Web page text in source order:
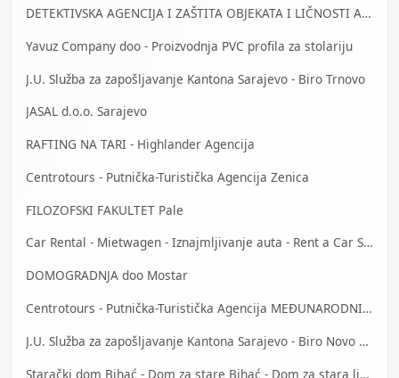
DETEKTIVSKA AGENCIJA I ZAŠTITA OBJEKATA I LIČNOSTI ALFA DM Travnik
Yavuz Company doo - Proizvodnja PVC profila za stolariju
J.U. Služba za zapošljavanje Kantona Sarajevo - Biro Trnovo
JASAL d.o.o. Sarajevo
RAFTING NA TARI - Highlander Agencija
Centrotours - Putnička-Turistička Agencija Zenica
FILOZOFSKI FAKULTET Pale
Car Rental - Mietwagen - Iznajmljivanje auta - Rent a Car Sarajevo
DOMOGRADNJA doo Mostar
Centrotours - Putnička-Turistička Agencija MEĐUNARODNI AERODROM Sarajevo
J.U. Služba za zapošljavanje Kantona Sarajevo - Biro Novo Sarajevo
Starački dom Bihać - Dom za stare Bihać - Dom za stara lica Bihać